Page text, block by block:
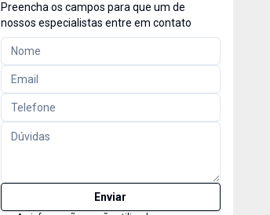
Preencha os campos para que um de
nossos especialistas entre em contato
Enviar